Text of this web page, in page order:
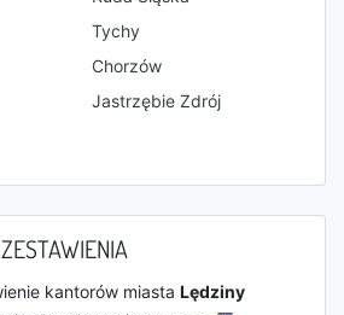
Tychy
Chorzów
Jastrzębie Zdrój
kantorów miasta Lędziny